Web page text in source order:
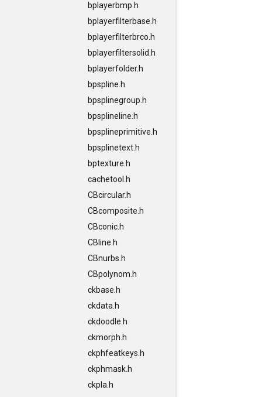
bplayerbmp.h
bplayerfilterbase.h
bplayerfilterbrco.h
bplayerfiltersolid.h
bplayerfolder.h
bpspline.h
bpsplinegroup.h
bpsplineline.h
bpsplineprimitive.h
bpsplinetext.h
bptexture.h
cachetool.h
CBcircular.h
CBcomposite.h
CBconic.h
CBline.h
CBnurbs.h
CBpolynom.h
ckbase.h
ckdata.h
ckdoodle.h
ckmorph.h
ckphfeatkeys.h
ckphmask.h
ckpla.h